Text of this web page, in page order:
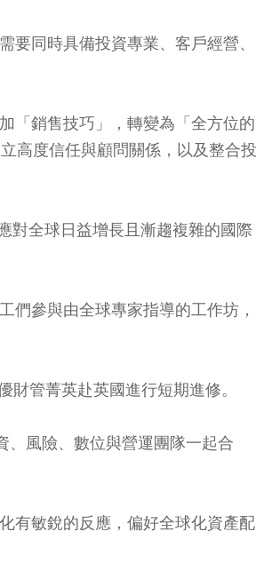
同時具備投資專業、客戶經營、
「銷售技巧」，轉變為「全方位的
高度信任與顧問關係，以及整合投
對全球日益增長且漸趨複雜的國際
們參與由全球專家指導的工作坊，
管菁英赴英國進行短期進修。
、風險、數位與營運團隊一起合
有敏銳的反應，偏好全球化資產配